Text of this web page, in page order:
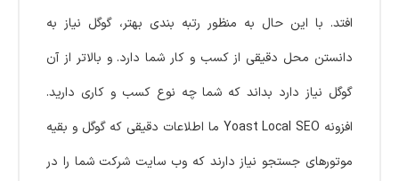
افتد. با این حال به منظور رتبه بندی بهتر، گوگل نیاز به
دانستن محل دقیقی از کسب و کار شما دارد. و بالاتر از آن
گوگل نیاز دارد بداند که شما چه نوع کسب و کاری دارید.
افزونه Yoast Local SEO ما اطلاعات دقیقی که گوگل و بقیه
موتورهای جستجو نیاز دارند که وب سایت شرکت شما را در